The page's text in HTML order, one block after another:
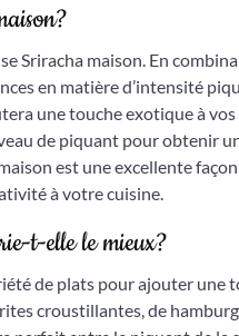
Sriracha maison. En
en matière d’intensité
une touche exotique à
de piquant pour obtenir
est une excellente
à votre cuisine.
t-elle le mieux?
de plats pour ajouter une
croustillantes, de